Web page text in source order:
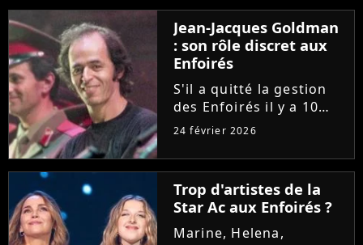
inspire Florent Pagny et
Zazie, qui livrent leur
avis sur les deux...
Jean-Jacques Goldman
: son rôle discret aux
Enfoirés
S'il a quitté la gestion
des Enfoirés il y a 10
ans, Jean-Jacques
l'ombre un rôle
essentiel au sein de la
troupe. Patrick Bruel et
Anne Marcassus
témoignent de...
24 février 2026
Trop d'artistes de la
Star Ac aux Enfoirés ?
Marine, Helena,